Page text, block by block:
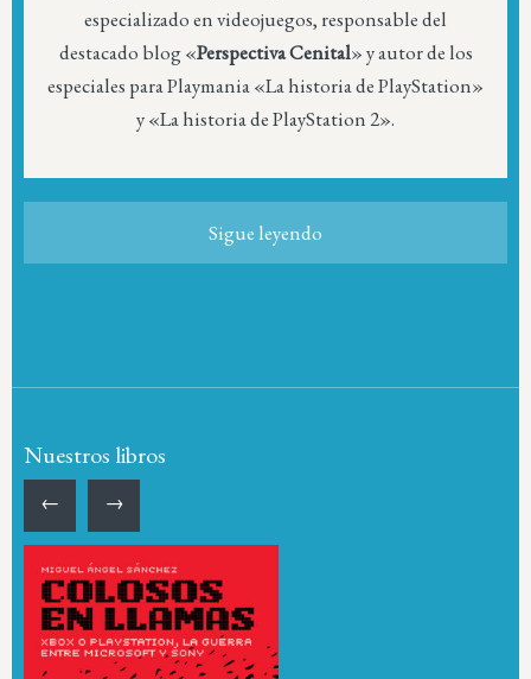
especializado en videojuegos, responsable del
destacado blog «Perspectiva Cenital» y autor de los
especiales para Playmania «La historia de PlayStation»
y «La historia de PlayStation 2».
Sigue leyendo
Nuestros libros
← →